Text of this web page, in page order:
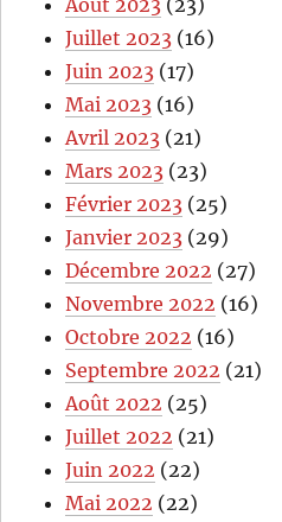
Juillet 2023 (16)
Juin 2023 (17)
Mai 2023 (16)
Avril 2023 (21)
Mars 2023 (23)
Février 2023 (25)
Janvier 2023 (29)
Décembre 2022 (27)
Novembre 2022 (16)
Octobre 2022 (16)
Septembre 2022 (21)
Août 2022 (25)
Juillet 2022 (21)
Juin 2022 (22)
Mai 2022 (22)